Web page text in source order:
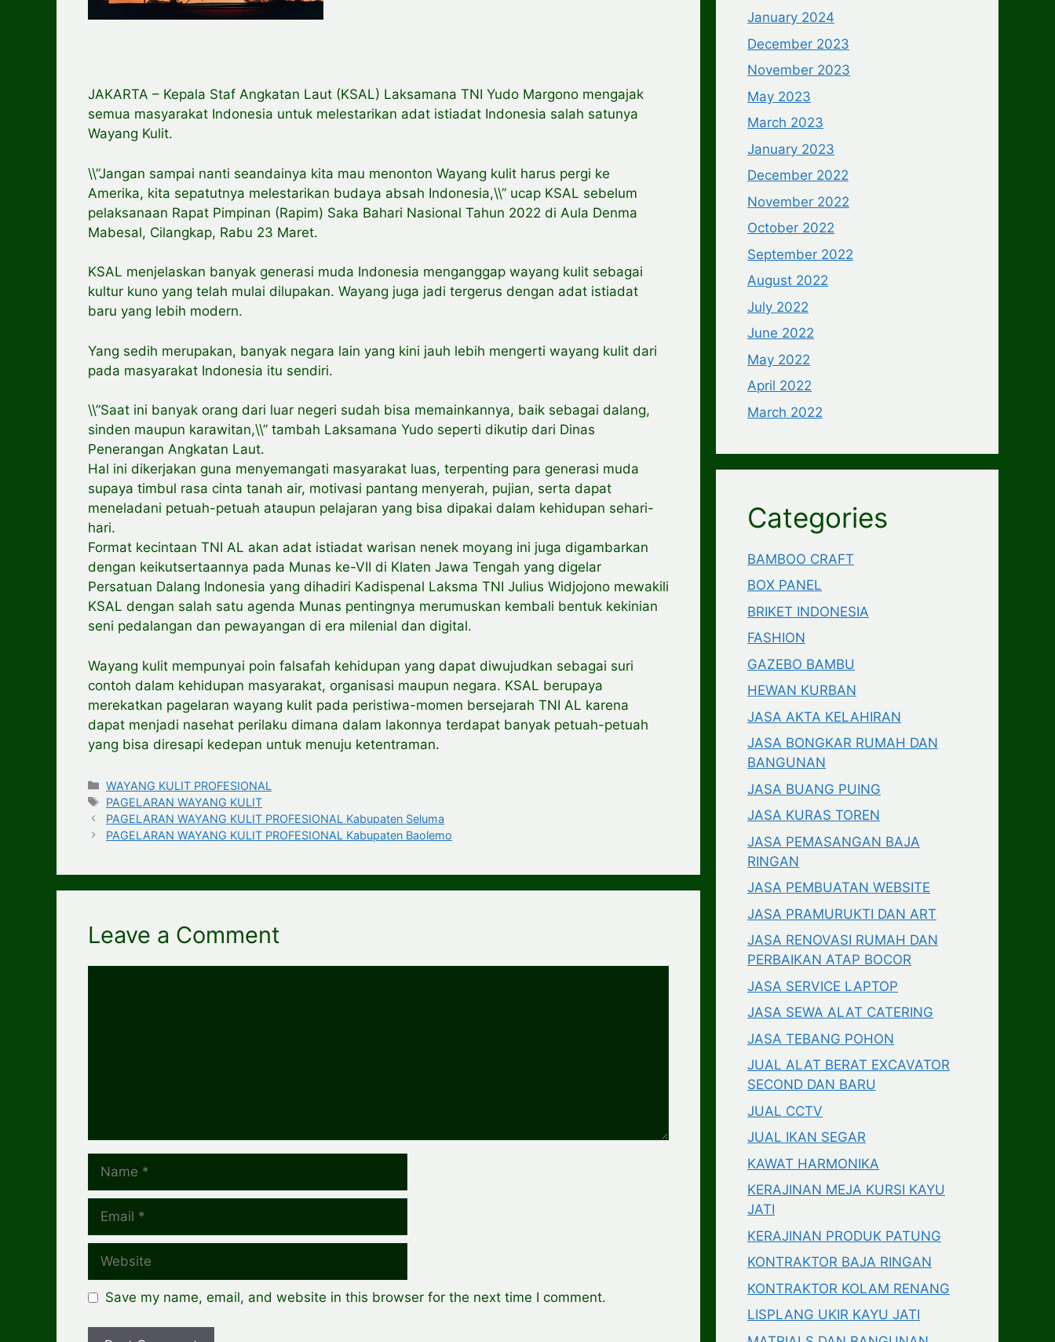
JAKARTA – Kepala Staf Angkatan Laut (KSAL) Laksamana TNI Yudo Margono mengajak
semua masyarakat Indonesia untuk melestarikan adat istiadat Indonesia salah satunya
Wayang Kulit.
\\”Jangan sampai nanti seandainya kita mau menonton Wayang kulit harus pergi ke
Amerika, kita sepatutnya melestarikan budaya absah Indonesia,\\” ucap KSAL sebelum
pelaksanaan Rapat Pimpinan (Rapim) Saka Bahari Nasional Tahun 2022 di Aula Denma
Mabesal, Cilangkap, Rabu 23 Maret.
KSAL menjelaskan banyak generasi muda Indonesia menganggap wayang kulit sebagai
kultur kuno yang telah mulai dilupakan. Wayang juga jadi tergerus dengan adat istiadat
baru yang lebih modern.
Yang sedih merupakan, banyak negara lain yang kini jauh lebih mengerti wayang kulit dari
pada masyarakat Indonesia itu sendiri.
\\”Saat ini banyak orang dari luar negeri sudah bisa memainkannya, baik sebagai dalang,
sinden maupun karawitan,\\” tambah Laksamana Yudo seperti dikutip dari Dinas
Penerangan Angkatan Laut.
Hal ini dikerjakan guna menyemangati masyarakat luas, terpenting para generasi muda
supaya timbul rasa cinta tanah air, motivasi pantang menyerah, pujian, serta dapat
meneladani petuah-petuah ataupun pelajaran yang bisa dipakai dalam kehidupan sehari-
hari.
Format kecintaan TNI AL akan adat istiadat warisan nenek moyang ini juga digambarkan
dengan keikutsertaannya pada Munas ke-VII di Klaten Jawa Tengah yang digelar
Persatuan Dalang Indonesia yang dihadiri Kadispenal Laksma TNI Julius Widjojono mewakili
KSAL dengan salah satu agenda Munas pentingnya merumuskan kembali bentuk kekinian
seni pedalangan dan pewayangan di era milenial dan digital.
Wayang kulit mempunyai poin falsafah kehidupan yang dapat diwujudkan sebagai suri
contoh dalam kehidupan masyarakat, organisasi maupun negara. KSAL berupaya
merekatkan pagelaran wayang kulit pada peristiwa-momen bersejarah TNI AL karena
dapat menjadi nasehat perilaku dimana dalam lakonnya terdapat banyak petuah-petuah
yang bisa diresapi kedepan untuk menuju ketentraman.
Categories
WAYANG KULIT PROFESIONAL
Tags
PAGELARAN WAYANG KULIT
PAGELARAN WAYANG KULIT PROFESIONAL Kabupaten Seluma
PAGELARAN WAYANG KULIT PROFESIONAL Kabupaten Baolemo
Leave a Comment
Save my name, email, and website in this browser for the next time I comment.
January 2024
December 2023
November 2023
May 2023
March 2023
January 2023
December 2022
November 2022
October 2022
September 2022
August 2022
July 2022
June 2022
May 2022
April 2022
March 2022
Categories
BAMBOO CRAFT
BOX PANEL
BRIKET INDONESIA
FASHION
GAZEBO BAMBU
HEWAN KURBAN
JASA AKTA KELAHIRAN
JASA BONGKAR RUMAH DAN
BANGUNAN
JASA BUANG PUING
JASA KURAS TOREN
JASA PEMASANGAN BAJA
RINGAN
JASA PEMBUATAN WEBSITE
JASA PRAMURUKTI DAN ART
JASA RENOVASI RUMAH DAN
PERBAIKAN ATAP BOCOR
JASA SERVICE LAPTOP
JASA SEWA ALAT CATERING
JASA TEBANG POHON
JUAL ALAT BERAT EXCAVATOR
SECOND DAN BARU
JUAL CCTV
JUAL IKAN SEGAR
KAWAT HARMONIKA
KERAJINAN MEJA KURSI KAYU
JATI
KERAJINAN PRODUK PATUNG
KONTRAKTOR BAJA RINGAN
KONTRAKTOR KOLAM RENANG
LISPLANG UKIR KAYU JATI